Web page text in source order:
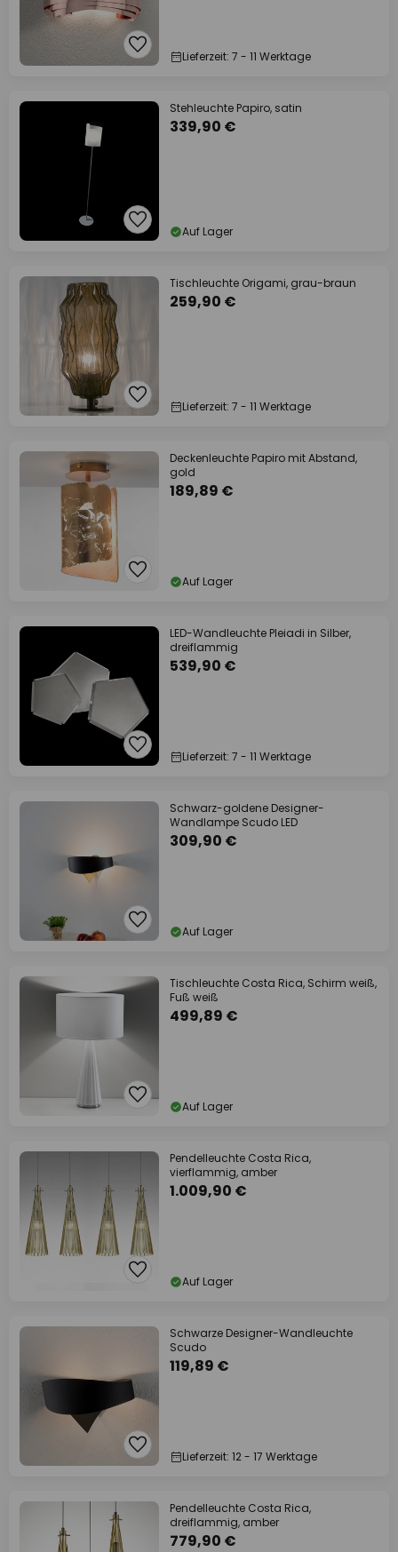
Lieferzeit: 7 - 11 Werktage
Stehleuchte Papiro, satin
339,90 €
Auf Lager
Tischleuchte Origami, grau-braun
259,90 €
Lieferzeit: 7 - 11 Werktage
Deckenleuchte Papiro mit Abstand,
gold
189,89 €
Auf Lager
LED-Wandleuchte Pleiadi in Silber,
dreiflammig
539,90 €
Lieferzeit: 7 - 11 Werktage
Schwarz-goldene Designer-
Wandlampe Scudo LED
309,90 €
Auf Lager
Tischleuchte Costa Rica, Schirm weiß,
Fuß weiß
499,89 €
Auf Lager
Pendelleuchte Costa Rica,
vierflammig, amber
1.009,90 €
Auf Lager
Schwarze Designer-Wandleuchte
Scudo
119,89 €
Lieferzeit: 12 - 17 Werktage
Pendelleuchte Costa Rica,
dreiflammig, amber
779,90 €